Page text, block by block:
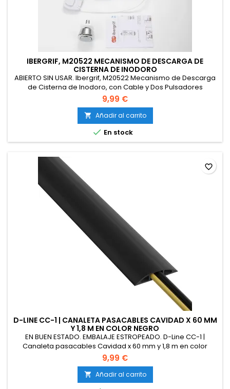
IBERGRIF, M20522 MECANISMO DE DESCARGA DE
CISTERNA DE INODORO
ABIERTO SIN USAR. Ibergrif, M20522 Mecanismo de Descarga
de Cisterna de Inodoro, con Cable y Dos Pulsadores
Cromados, Adecuado para Tanques de Inodoro de 2
Pulgadas (Φ59-61MM)
9,99 €
 Añadir al carrito
 En stock
D-LINE CC-1 | CANALETA PASACABLES CAVIDAD X 60 MM
Y 1,8 M EN COLOR NEGRO
EN BUEN ESTADO. EMBALAJE ESTROPEADO. D-Line CC-1 |
Canaleta pasacables Cavidad x 60 mm y 1,8 m en color
negro | Protector de cables para suelo para el tránsito ligero
de personas, 1,8m [Clase de eficiencia energética A]
9,99 €
 Añadir al carrito
favorite_border